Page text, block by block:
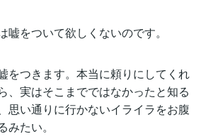
をついて欲しくないのです。
をつきます。本当に頼りにしてくれ
、実はそこまでではなかったと知る
思い通りに行かないイライラをお腹
たい。